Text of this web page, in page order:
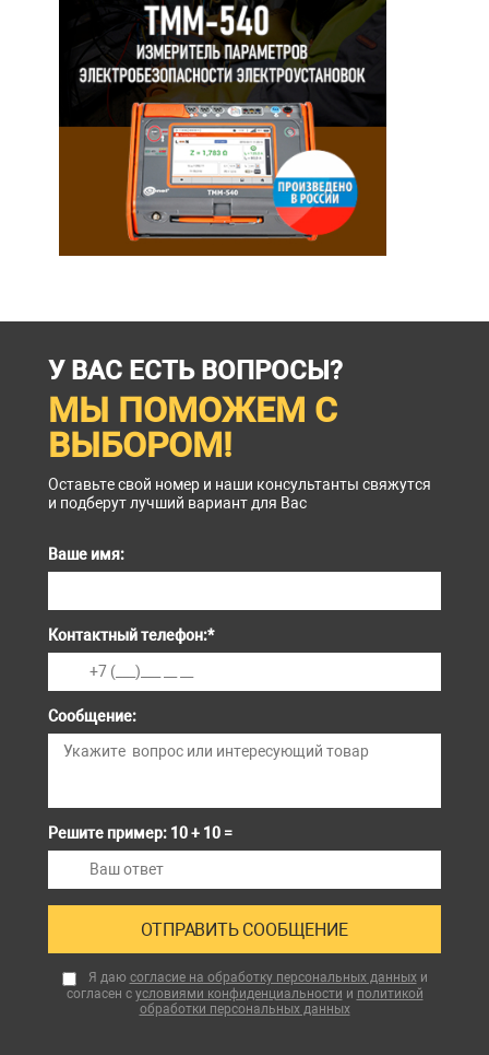
У ВАС ЕСТЬ ВОПРОСЫ?
МЫ ПОМОЖЕМ С
ВЫБОРОМ!
Оставьте свой номер и наши консультанты свяжутся
и подберут лучший вариант для Вас
Ваше имя:
Контактный телефон:*
Сообщение:
Решите пример: 10 + 10 =
Я даю согласие на обработку персональных данныхи
согласен с условиями конфиденциальности и политикой
обработки персональных данных